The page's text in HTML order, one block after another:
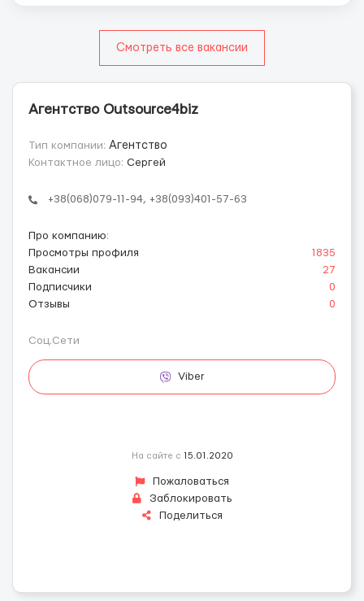
Смотреть все вакансии
Агентство Outsource4biz
Тип компании: Агентство
Контактное лицо: Сергей
+38(068)079-11-94, +38(093)401-57-63
Про компанию:
Просмотры профиля
1835
Вакансии
27
Подписчики
0
Отзывы
0
Соц.Сети
Viber
На сайте с 15.01.2020
Пожаловаться
Заблокировать
Поделиться